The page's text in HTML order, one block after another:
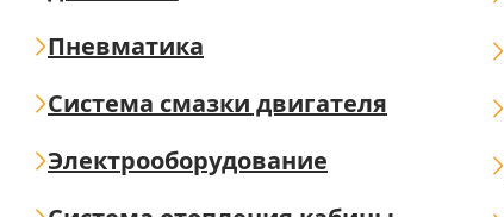
Пневматика
Система смазки двигателя
Электрооборудование